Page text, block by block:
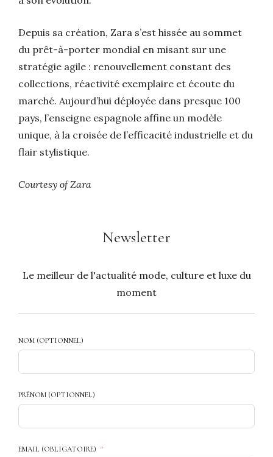
Depuis sa création, Zara s’est hissée au sommet
du prêt-à-porter mondial en misant sur une
stratégie agile : renouvellement constant des
collections, réactivité exemplaire et écoute du
marché. Aujourd’hui déployée dans presque 100
pays, l’enseigne espagnole affine un modèle
unique, à la croisée de l’efficacité industrielle et du
flair stylistique.
Courtesy of Zara
Newsletter
Le meilleur de l'actualité mode, culture et luxe du
moment
NOM (OPTIONNEL)
PRÉNOM (OPTIONNEL)
EMAIL (OBLIGATOIRE)